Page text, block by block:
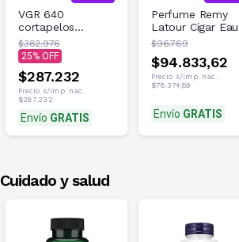
VGR 640
cortapelos
profesionales
para hombres,
$382.976
25
$287.232
Precio s/imp. nac.
$287.232
Envío GRATIS
Perfume Remy
Latour Cigar Eau
De Toilette, 100
$96.769
$94.833,62
Precio s/imp. nac.
$78.374,89
Envío GRATIS
Cuidado y salud